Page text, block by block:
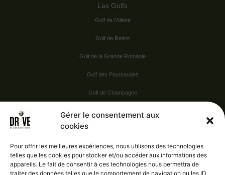
Gérer le consentement aux
cookies
Pour offrir les meilleures expériences, nous utilisons des technologies
telles que les cookies pour stocker et/ou accéder aux informations des
appareils. Le fait de consentir à ces technologies nous permettra de
traiter des données telles que le comportement de navigation ou les ID
Les Golfs
Golf de l’Ailette
Golf de Reims
Golf de la Grande Romanie
Golf des Poursaudes
Golf de Champagne
Vie pratique